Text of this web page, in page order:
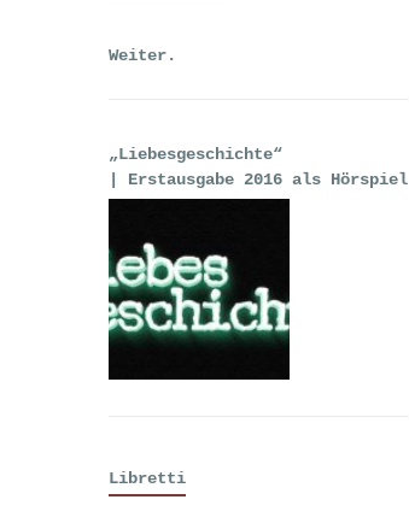
Weiter.
„Liebesgeschichte“
| Erstausgabe 2016 als Hörspiel
Libretti